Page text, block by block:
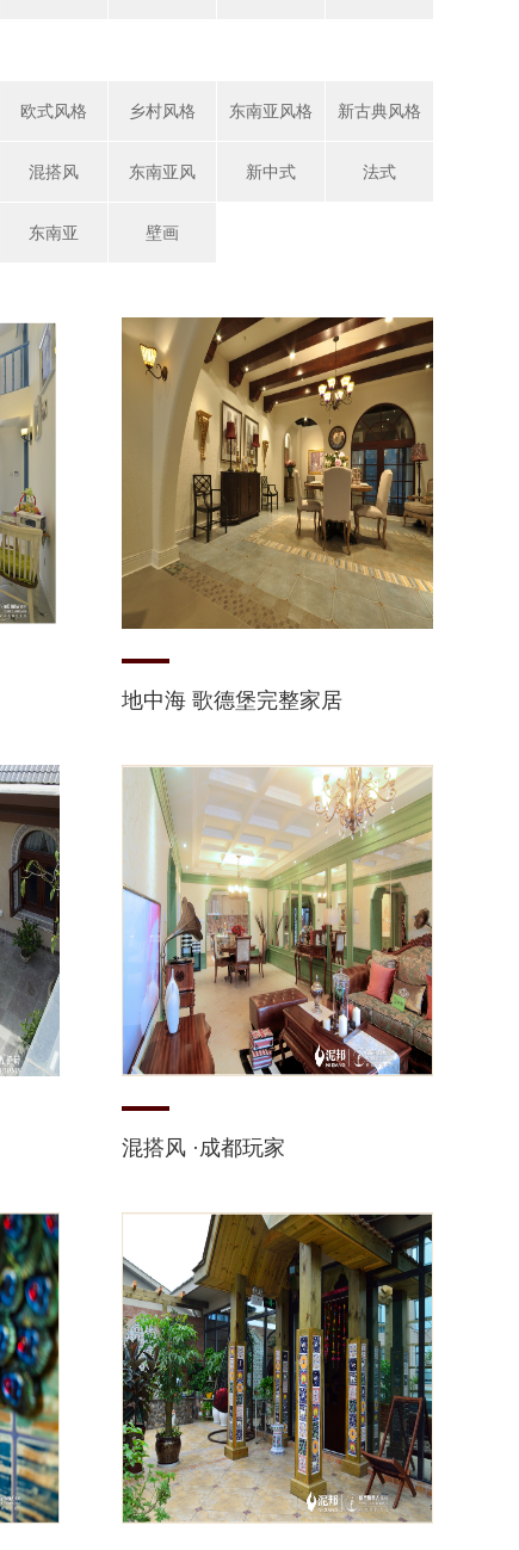
欧式风格 乡村风格 东南亚风格 新古典风格
混搭风 东南亚风 新中式 法式
东南亚 壁画
地中海 歌德堡完整家居
混搭风 ·成都玩家